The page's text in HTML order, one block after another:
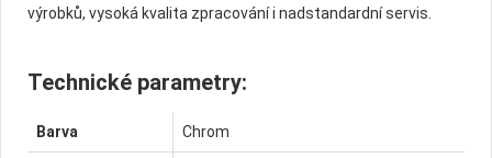
výrobků, vysoká kvalita zpracování i nadstandardní servis.
Technické parametry:
Barva Chrom